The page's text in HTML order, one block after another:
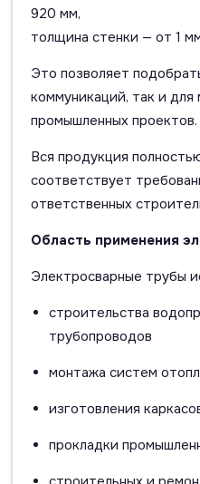
920 мм,
толщина стенки — от 1
Это позволяет
коммуникаций, так и
промышленных проектов.
Вся продукция
соответствует
ответственных
Область применения
Электросварные трубы
строительства
трубопроводов
монтажа систем
изготовления
прокладки